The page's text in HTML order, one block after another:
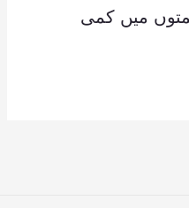
میں کمی